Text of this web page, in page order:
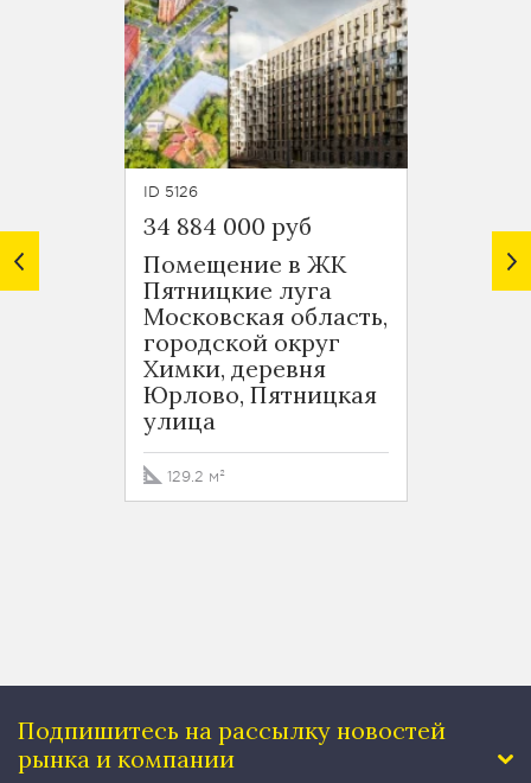
ID 5126
34 884 000 руб
Помещение в ЖК
Пятницкие луга
Московская область,
городской округ
Химки, деревня
Юрлово, Пятницкая
улица
129.2 м²
29
Подпишитесь на рассылку новостей
рынка и компании